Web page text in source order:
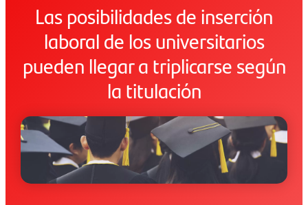
Las posibilidades de inserción
laboral de los universitarios
pueden llegar a triplicarse según
la titulación